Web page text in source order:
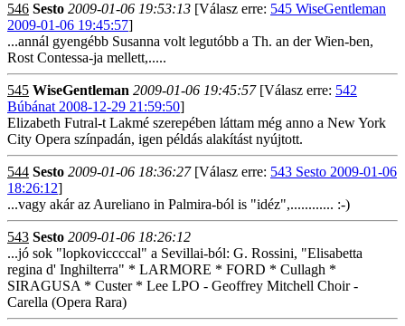
546 Sesto 2009-01-06 19:53:13 [Válasz erre: 545 WiseGentleman
2009-01-06 19:45:57]
...annál gyengébb Susanna volt legutóbb a Th. an der Wien-ben,
Rost Contessa-ja mellett,.....
545 WiseGentleman 2009-01-06 19:45:57[Válasz erre: 542
Búbánat 2008-12-29 21:59:50]
Elizabeth Futral-t Lakmé szerepében láttam még anno a New York
City Opera színpadán, igen példás alakítást nyújtott.
544 Sesto 2009-01-06 18:36:27[Válasz erre: 543 Sesto 2009-01-06
18:26:12]
...vagy akár az Aureliano in Palmira-ból is "idéz",............ :-)
543 Sesto 2009-01-06 18:26:12
...jó sok "lopkoviccccal" a Sevillai-ból: G. Rossini, "Elisabetta
regina d' Inghilterra" * LARMORE * FORD * Cullagh *
SIRAGUSA * Custer * Lee LPO - Geoffrey Mitchell Choir -
Carella (Opera Rara)